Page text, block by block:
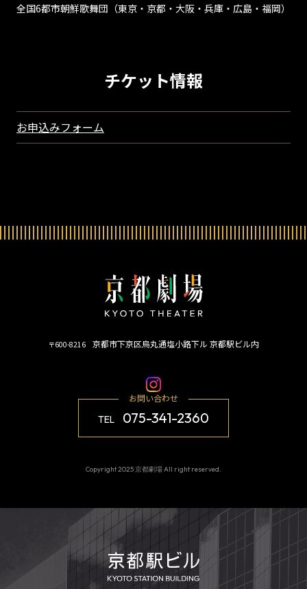
全国6都市朝鮮歌舞団（東京・京都・大阪・兵庫・広島・福岡）
チケット情報
お申込みフォーム
〒600-8216 京都市下京区烏丸通塩小路下ル 京都駅ビル内
お問い合わせ
TEL 075-341-2360
Copyright 2025 京都劇場 All right reserved.